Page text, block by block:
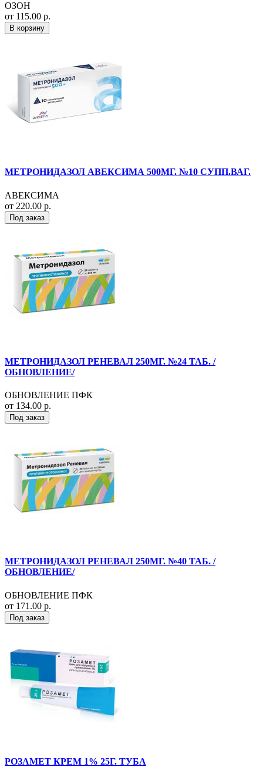
ОЗОН
от 115.00 р.
В корзину
МЕТРОНИДАЗОЛ АВЕКСИМА 500МГ. №10 СУПП.ВАГ.
АВЕКСИМА
от 220.00 р.
Под заказ
МЕТРОНИДАЗОЛ РЕНЕВАЛ 250МГ. №24 ТАБ. /
ОБНОВЛЕНИЕ/
ОБНОВЛЕНИЕ ПФК
от 134.00 р.
Под заказ
МЕТРОНИДАЗОЛ РЕНЕВАЛ 250МГ. №40 ТАБ. /
ОБНОВЛЕНИЕ/
ОБНОВЛЕНИЕ ПФК
от 171.00 р.
Под заказ
РОЗАМЕТ КРЕМ 1% 25Г. ТУБА